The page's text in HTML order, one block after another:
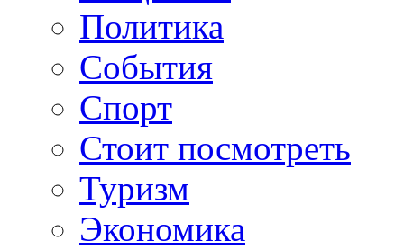
Политика
События
Спорт
Стоит посмотреть
Туризм
Экономика